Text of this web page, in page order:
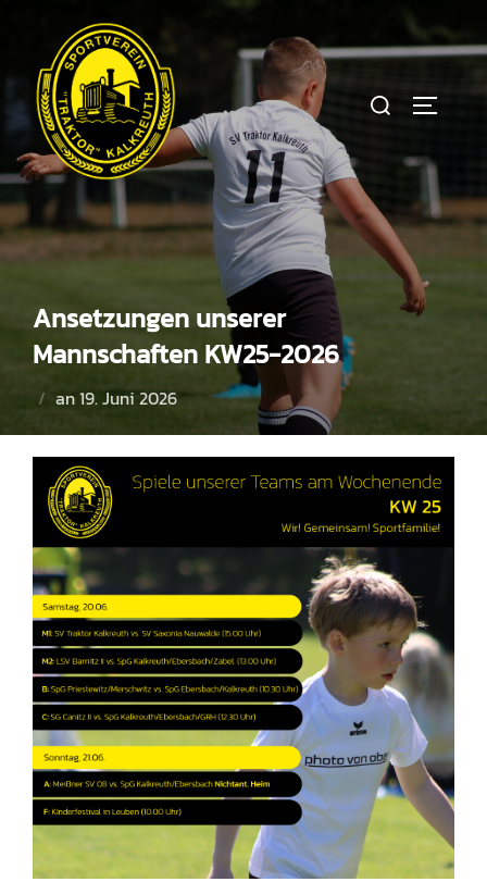
springen
Suchen
nach:
Ansetzungen unserer
Mannschaften KW25-2026
anVeröffentlicht
19. Juni 2026